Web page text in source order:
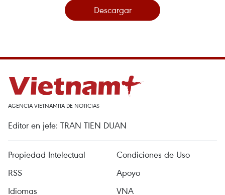
Descargar
AGENCIA VIETNAMITA DE NOTICIAS
Editor en jefe: TRAN TIEN DUAN
Propiedad Intelectual
Condiciones de Uso
RSS
Apoyo
Idiomas
VNA